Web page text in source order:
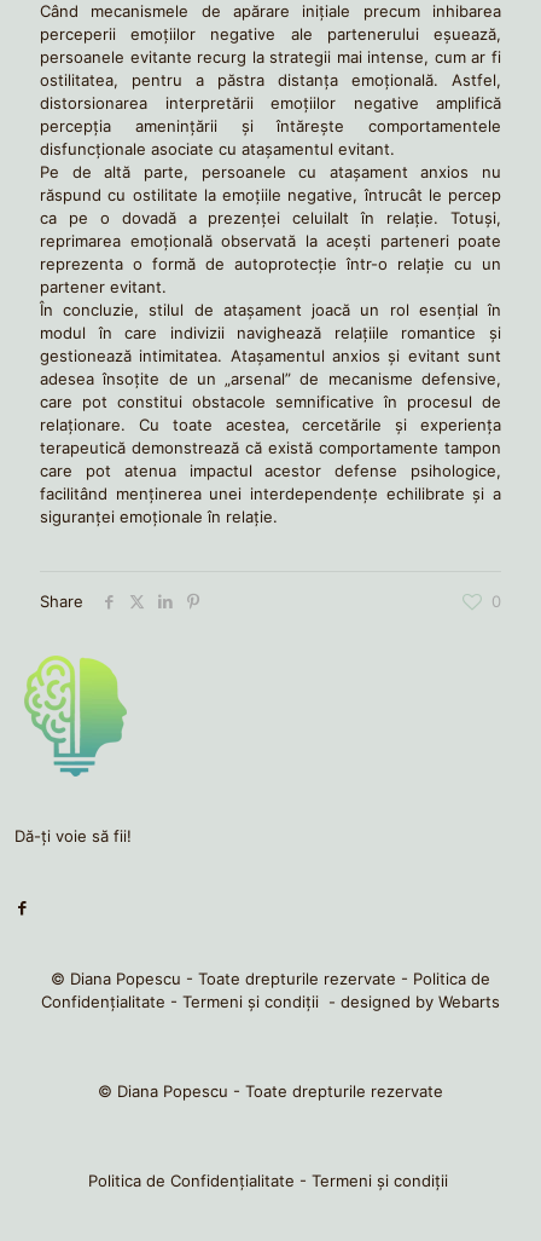
Când mecanismele de apărare inițiale precum inhibarea
perceperii emoțiilor negative ale partenerului eșuează,
persoanele evitante recurg la strategii mai intense, cum ar fi
ostilitatea, pentru a păstra distanța emoțională. Astfel,
distorsionarea interpretării emoțiilor negative amplifică
percepția amenințării și întărește comportamentele
disfuncționale asociate cu atașamentul evitant.
Pe de altă parte, persoanele cu atașament anxios nu
răspund cu ostilitate la emoțiile negative, întrucât le percep
ca pe o dovadă a prezenței celuilalt în relație. Totuși,
reprimarea emoțională observată la acești parteneri poate
reprezenta o formă de autoprotecție într-o relație cu un
partener evitant.
În concluzie, stilul de atașament joacă un rol esențial în
modul în care indivizii navighează relațiile romantice și
gestionează intimitatea. Atașamentul anxios și evitant sunt
adesea însoțite de un „arsenal” de mecanisme defensive,
care pot constitui obstacole semnificative în procesul de
relaționare. Cu toate acestea, cercetările și experiența
terapeutică demonstrează că există comportamente tampon
care pot atenua impactul acestor defense psihologice,
facilitând menținerea unei interdependențe echilibrate și a
siguranței emoționale în relație.
Share 0
Dă-ți voie să fii!
© Diana Popescu - Toate drepturile rezervate - Politica de
Confidențialitate - Termeni și condiții - designed by Webarts
© Diana Popescu - Toate drepturile rezervate
Politica de Confidențialitate - Termeni și condiții